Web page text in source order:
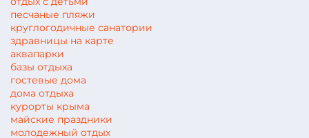
песчаные пляжи
круглогодичные санатории
здравницы на карте
аквапарки
базы отдыха
гостевые дома
дома отдыха
курорты крыма
майские праздники
молодежный отдых